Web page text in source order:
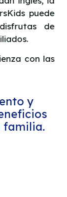
puede
de
con las
y
familia.